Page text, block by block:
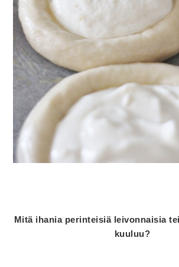
Mitä ihania perinteisiä leivonnaisia
kuuluu?